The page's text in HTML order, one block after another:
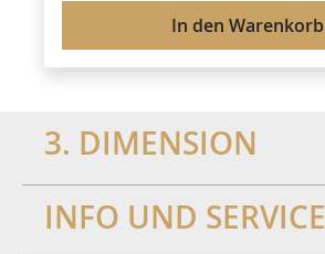
In den Warenkorb
3. DIMENSION
INFO UND SERVICE